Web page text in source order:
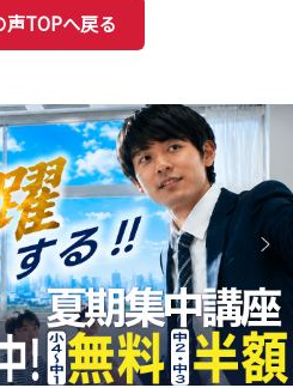
声TOPへ戻る